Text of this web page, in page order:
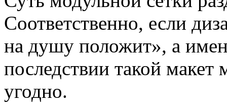
Соответственно, если
на душу положит», а
последствии такой
угодно.